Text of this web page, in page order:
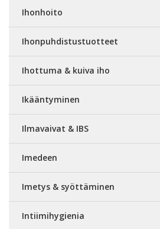
Ihonhoito
Ihonpuhdistustuotteet
Ihottuma & kuiva iho
Ikääntyminen
Ilmavaivat & IBS
Imedeen
Imetys & syöttäminen
Intiimihygienia